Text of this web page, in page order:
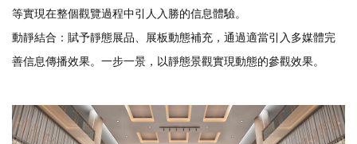
等實現在整個觀覽過程中引人入勝的信息體驗。
動靜結合：賦予靜態展品、展板動態補充，通過適當引入多媒體完
善信息傳播效果。一步一景，以靜態景觀實現動態的參觀效果。